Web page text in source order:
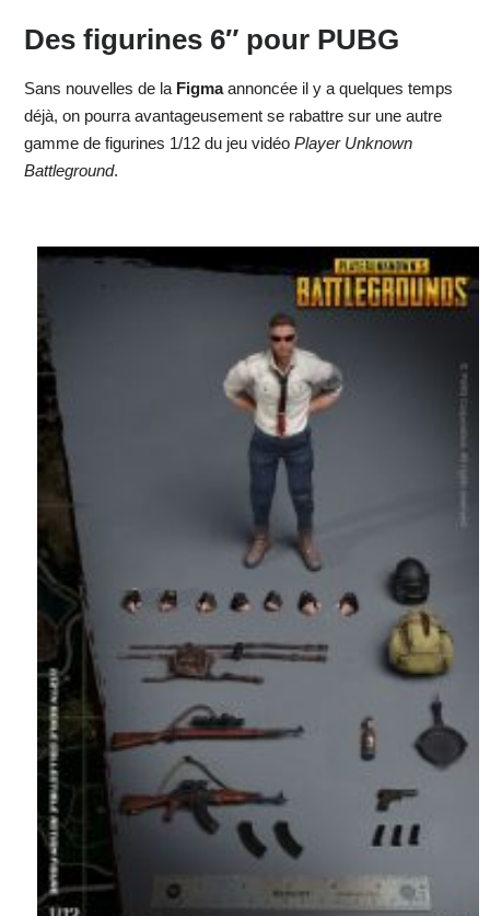
Des figurines 6″ pour PUBG
Sans nouvelles de la Figmaannoncée il y a quelques temps
déjà, on pourra avantageusement se rabattre sur une autre
gamme de figurines 1/12 du jeu vidéo Player Unknown
Battleground.